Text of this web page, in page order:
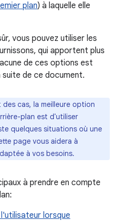
plan) à laquelle elle
vous pouvez utiliser les
qui apportent plus
de ces options est
de ce document.
des cas, la meilleure option
plan est d'utiliser
quelques situations où une
page vous aidera à
à vos besoins.
à prendre en compte
lorsque